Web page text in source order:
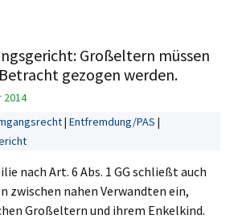
Großeltern müssen
gezogen werden.
2014
Entfremdung/PAS
nach Art. 6 Abs. 1 GG schließt auch
zwischen nahen Verwandten ein,
Großeltern und ihrem Enkelkind.